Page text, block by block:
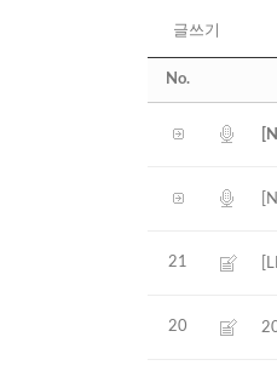
글쓰기
No.
21
20